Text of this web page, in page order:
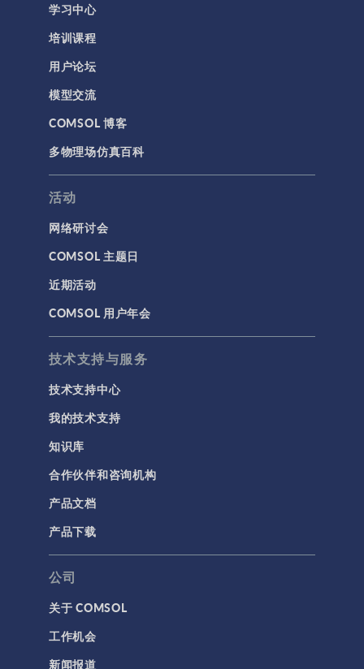
学习中心
培训课程
用户论坛
模型交流
COMSOL 博客
多物理场仿真百科
活动
网络研讨会
COMSOL 主题日
近期活动
COMSOL 用户年会
技术支持与服务
技术支持中心
我的技术支持
知识库
合作伙伴和咨询机构
产品文档
产品下载
公司
关于 COMSOL
工作机会
新闻报道